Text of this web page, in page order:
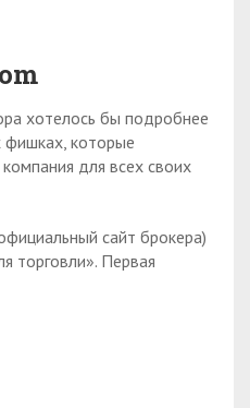
хотелось бы подробнее
фишках, которые
для всех своих
сайт брокера)
торговли». Первая